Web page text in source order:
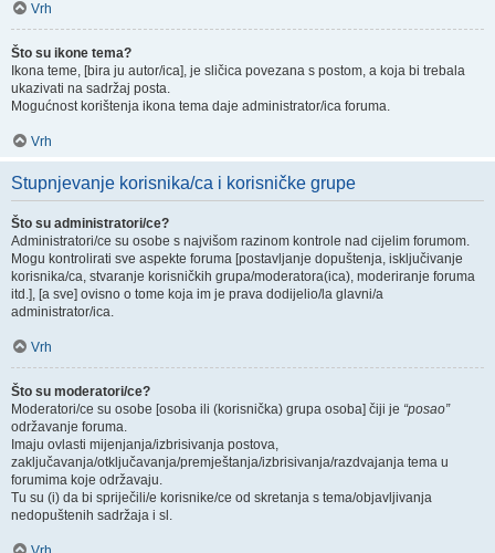
Vrh
Što su ikone tema?
Ikona teme, [bira ju autor/ica], je sličica povezana s postom, a koja bi trebala
ukazivati na sadržaj posta.
Mogućnost korištenja ikona tema daje administrator/ica foruma.
Vrh
Stupnjevanje korisnika/ca i korisničke grupe
Što su administratori/ce?
Administratori/ce su osobe s najvišom razinom kontrole nad cijelim forumom.
Mogu kontrolirati sve aspekte foruma [postavljanje dopuštenja, isključivanje
korisnika/ca, stvaranje korisničkih grupa/moderatora(ica), moderiranje foruma
itd.], [a sve] ovisno o tome koja im je prava dodijelio/la glavni/a
administrator/ica.
Vrh
Što su moderatori/ce?
Moderatori/ce su osobe [osoba ili (korisnička) grupa osoba] čiji je “posao”
održavanje foruma.
Imaju ovlasti mijenjanja/izbrisivanja postova,
zaključavanja/otključavanja/premještanja/izbrisivanja/razdvajanja tema u
forumima koje održavaju.
Tu su (i) da bi spriječili/e korisnike/ce od skretanja s tema/objavljivanja
nedopuštenih sadržaja i sl.